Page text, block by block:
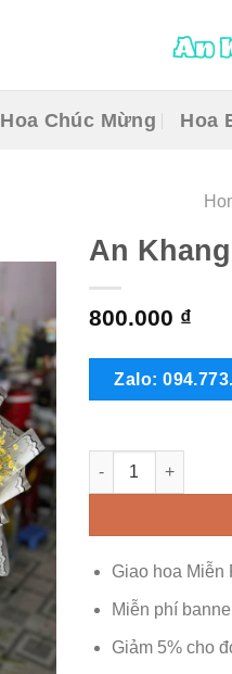
Hoa Chúc Mừng Hoa
An
800.000 ₫
Zalo:
An Khang - AK613
Giao hoa Miễn
Miễn phí
Giảm 5% cho